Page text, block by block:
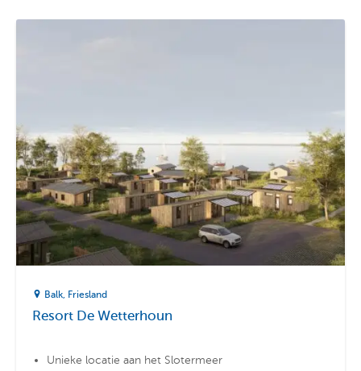
Balk Friesland
Resort De Wetterhoun
Unieke locatie aan het Slotermeer